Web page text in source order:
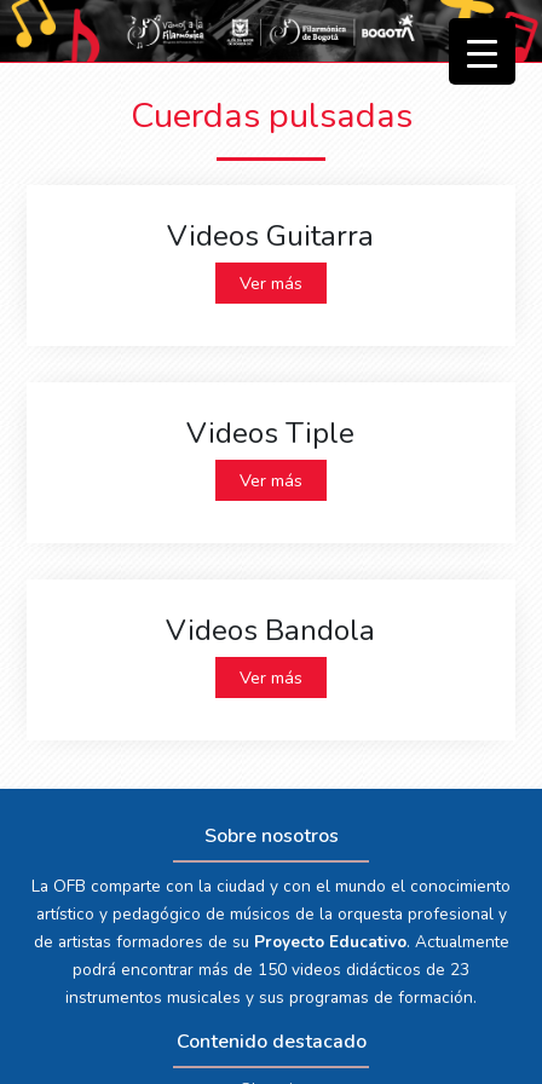
Cuerdas pulsadas
Videos Guitarra
Ver más
Videos Tiple
Ver más
Videos Bandola
Ver más
Sobre nosotros
La OFB comparte con la ciudad y con el mundo el conocimiento
artístico y pedagógico de músicos de la orquesta profesional y
de artistas formadores de su Proyecto Educativo. Actualmente
podrá encontrar más de 150 videos didácticos de 23
instrumentos musicales y sus programas de formación.
Contenido destacado